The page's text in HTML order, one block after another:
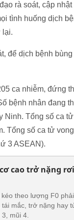
rà soát, cập
tình huống dịch
lại.
để dịch bệnh
ca nhiễm, đứng
bệnh nhân đang
Tổng số ca
Tổng số ca tử
3 ASEAN).
cao trở nặng
theo lượng F0
mắc, trở nặng hay
mũi 4.